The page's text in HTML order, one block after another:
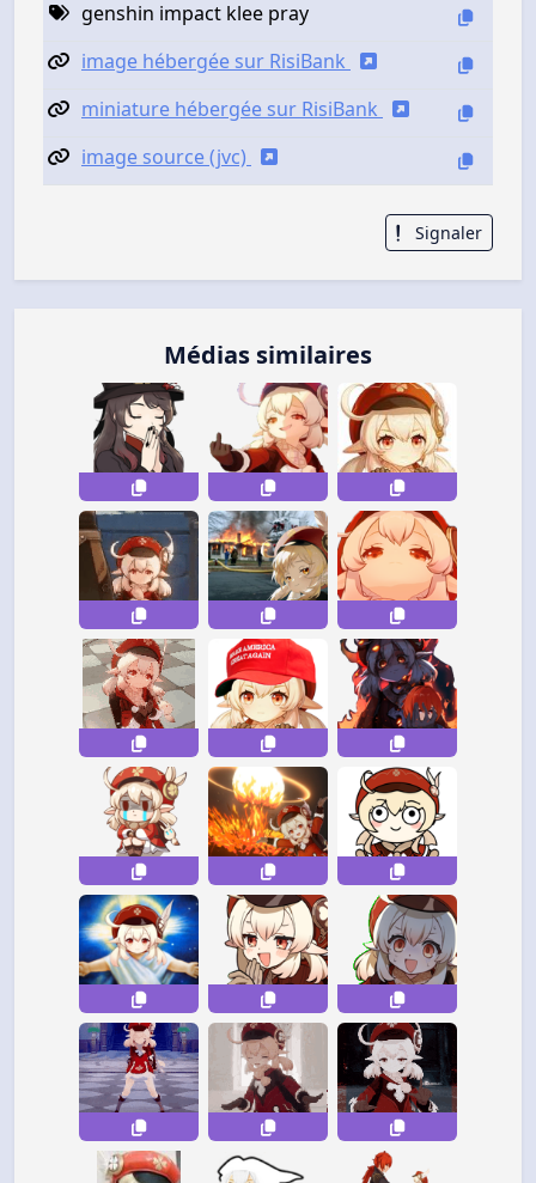
genshin impact klee pray
image hébergée sur RisiBank
miniature hébergée sur RisiBank
image source (jvc)
Signaler
Médias similaires